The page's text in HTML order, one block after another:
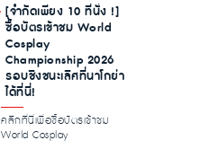
[จำกัดเพียง 10 ที่นั่ง !]
ซื้อบัตรเข้าชม World
Cosplay
Championship 2026
รอบชิงชนะเลิศที่นาโกย่า
ได้ที่นี่!
คลิกที่นี่เพื่อซื้อบัตรเข้าชม
World Cosplay